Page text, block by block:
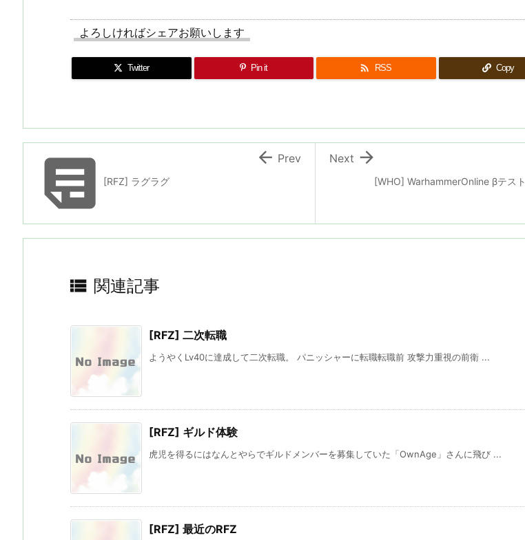
よろしければシェアお願いします
Twitter Pin it  RSS Copy
[WHO] WarhammerOnline βテスト

Next
[RFZ] ラグラグ
 Prev
 関連記事
[RFZ] 二次転職
ようやくLv40に達成して二次転職。 パニッシャーに転職転職前 攻撃力重視の前衛 ...
[RFZ] ギルド体験
虎児を得るにはなんとやらでギルドメンバーを募集していた「OwnAge」さんに飛び ...
[RFZ] 最近のRFZ